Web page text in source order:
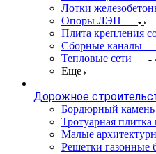
Лотки
Опоры ЛЭП
Плита крепления
Сборные каналы
Тепловые сети
Еще
Дорожное
Бордюрный
Тротуарная
Малые
Решетки газонные